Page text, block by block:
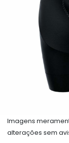
Imagens
alterações sem